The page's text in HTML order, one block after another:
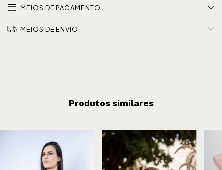
MEIOS DE PAGAMENTO
MEIOS DE ENVIO
Produtos similares